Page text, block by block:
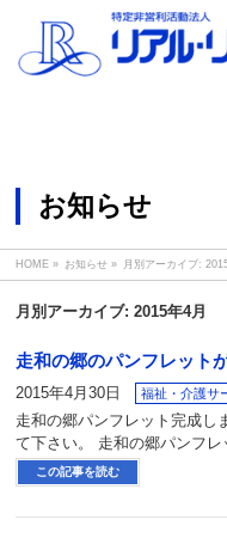
お知らせ
HOME » お知らせ » 月別アーカイブ:
月別アーカイブ: 2015年4月
走和の郷のパンフレット
2015年4月30日 福祉・介護サ
走和の郷パンフレット完成し
て下さい。 走和の郷パンフ
この記事を読む